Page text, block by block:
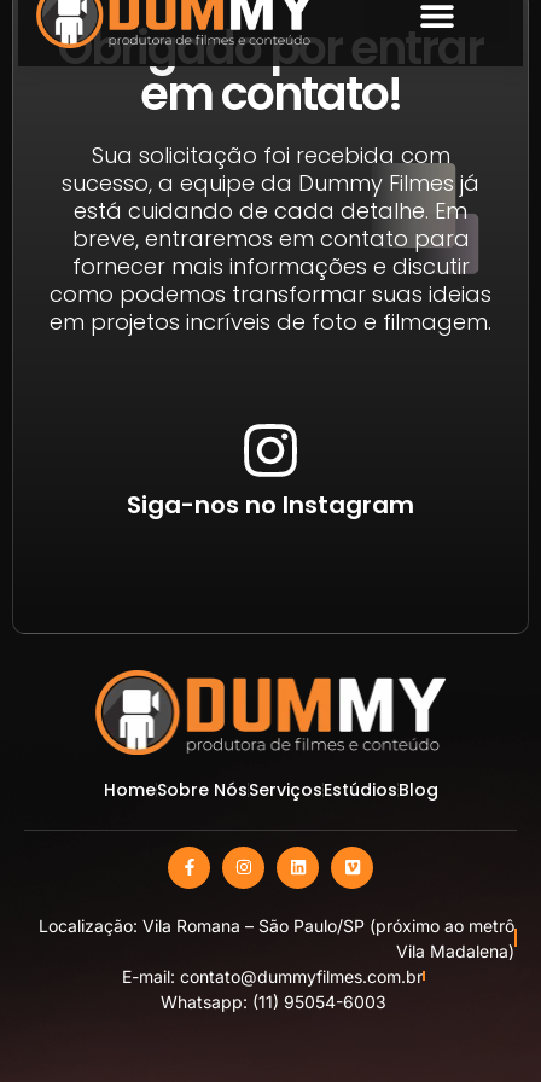
Obrigado por entrar
em contato!
Sua solicitação foi recebida com
sucesso, a equipe da Dummy Filmes já
está cuidando de cada detalhe. Em
breve, entraremos em contato para
fornecer mais informações e discutir
como podemos transformar suas ideias
em projetos incríveis de foto e filmagem.
Siga-nos no Instagram
HomeSobre NósServiçosEstúdiosBlog
Localização: Vila Romana – São Paulo/SP (próximo ao metrô
Vila Madalena)
E-mail: contato@dummyfilmes.com.br
Whatsapp: (11) 95054-6003